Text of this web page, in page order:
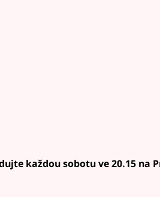
každou sobotu ve 20.15 na